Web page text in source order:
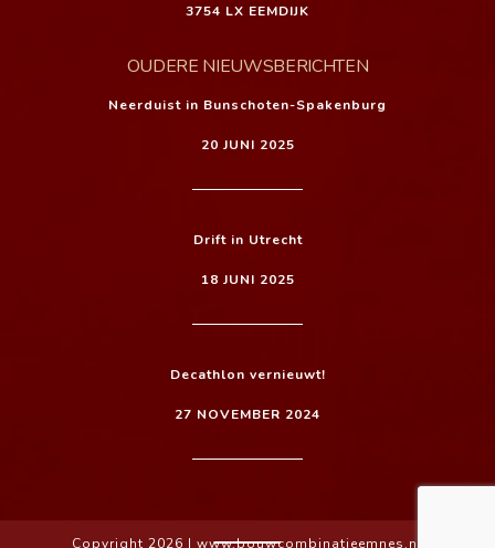
3754 LX EEMDIJK
OUDERE NIEUWSBERICHTEN
Neerduist in Bunschoten-Spakenburg
20 JUNI 2025
Drift in Utrecht
18 JUNI 2025
Decathlon vernieuwt!
27 NOVEMBER 2024
Copyright 2026 | www.bouwcombinatieemnes.nl